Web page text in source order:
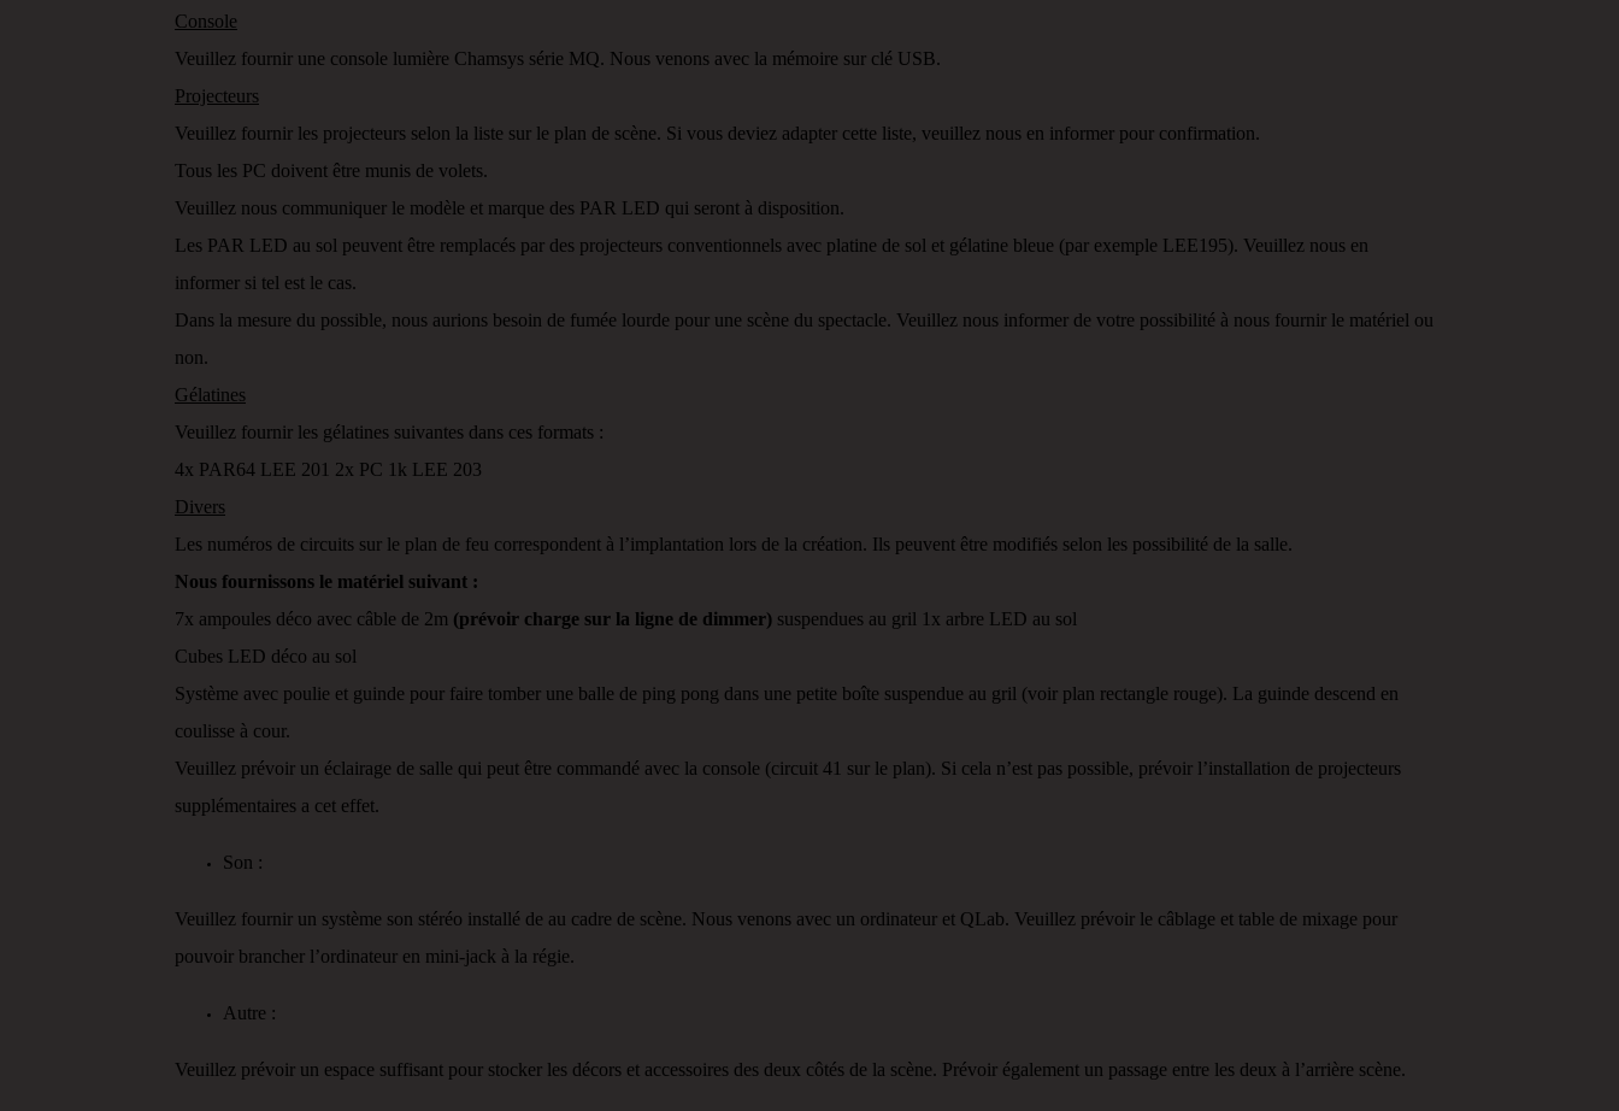
Console
Veuillez fournir une console lumière Chamsys série MQ. Nous venons avec la mémoire sur clé USB.
Projecteurs
Veuillez fournir les projecteurs selon la liste sur le plan de scène. Si vous deviez adapter cette liste, veuillez nous en informer pour confirmation.
Tous les PC doivent être munis de volets.
Veuillez nous communiquer le modèle et marque des PAR LED qui seront à disposition.
Les PAR LED au sol peuvent être remplacés par des projecteurs conventionnels avec platine de sol et gélatine bleue (par exemple LEE195). Veuillez nous en
informer si tel est le cas.
Dans la mesure du possible, nous aurions besoin de fumée lourde pour une scène du spectacle. Veuillez nous informer de votre possibilité à nous fournir le matériel ou
non.
Gélatines
Veuillez fournir les gélatines suivantes dans ces formats :
4x PAR64 LEE 201 2x PC 1k LEE 203
Divers
Les numéros de circuits sur le plan de feu correspondent à l’implantation lors de la création. Ils peuvent être modifiés selon les possibilité de la salle.
Nous fournissons le matériel suivant :
7x ampoules déco avec câble de 2m (prévoir charge sur la ligne de dimmer) suspendues au gril 1x arbre LED au sol
Cubes LED déco au sol
Système avec poulie et guinde pour faire tomber une balle de ping pong dans une petite boîte suspendue au gril (voir plan rectangle rouge). La guinde descend en
coulisse à cour.
Veuillez prévoir un éclairage de salle qui peut être commandé avec la console (circuit 41 sur le plan). Si cela n’est pas possible, prévoir l’installation de projecteurs
supplémentaires a cet effet.
Son :
Veuillez fournir un système son stéréo installé de au cadre de scène. Nous venons avec un ordinateur et QLab. Veuillez prévoir le câblage et table de mixage pour
pouvoir brancher l’ordinateur en mini-jack à la régie.
Autre :
Veuillez prévoir un espace suffisant pour stocker les décors et accessoires des deux côtés de la scène. Prévoir également un passage entre les deux à l’arrière scène.